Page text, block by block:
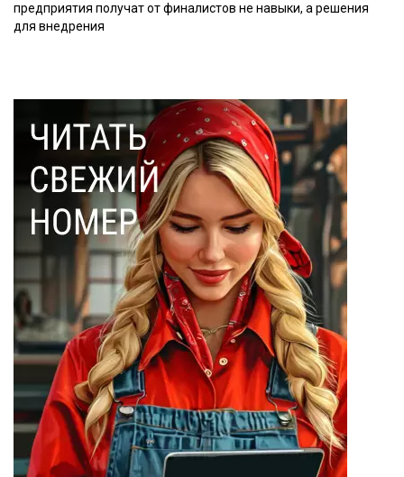
предприятия получат от финалистов не навыки, а решения
для внедрения